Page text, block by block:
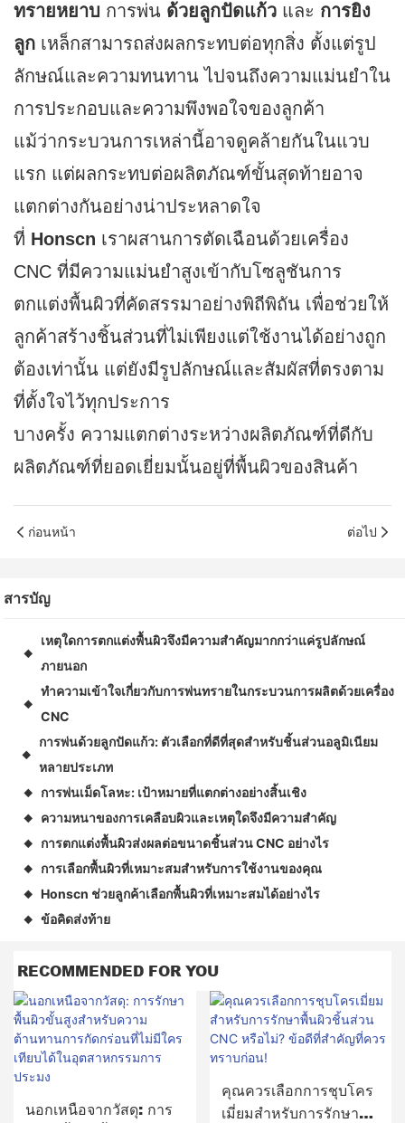
ทรายหยาบ การพ่น ด้วยลูกปัดแก้ว และ การยิง
ลูก เหล็กสามารถส่งผลกระทบต่อทุกสิ่ง ตั้งแต่รูป
ลักษณ์และความทนทาน ไปจนถึงความแม่นยำใน
การประกอบและความพึงพอใจของลูกค้า
แม้ว่ากระบวนการเหล่านี้อาจดูคล้ายกันในแวบ
แรก แต่ผลกระทบต่อผลิตภัณฑ์ขั้นสุดท้ายอาจ
แตกต่างกันอย่างน่าประหลาดใจ
ที่ Honscn เราผสานการตัดเฉือนด้วยเครื่อง
CNC ที่มีความแม่นยำสูงเข้ากับโซลูชันการ
ตกแต่งพื้นผิวที่คัดสรรมาอย่างพิถีพิถัน เพื่อช่วยให้
ลูกค้าสร้างชิ้นส่วนที่ไม่เพียงแต่ใช้งานได้อย่างถูก
ต้องเท่านั้น แต่ยังมีรูปลักษณ์และสัมผัสที่ตรงตาม
ที่ตั้งใจไว้ทุกประการ
บางครั้ง ความแตกต่างระหว่างผลิตภัณฑ์ที่ดีกับ
ผลิตภัณฑ์ที่ยอดเยี่ยมนั้นอยู่ที่พื้นผิวของสินค้า
ก่อนหน้า ต่อไป
สารบัญ
◆
เหตุใดการตกแต่งพื้นผิวจึงมีความสำคัญมากกว่าแค่รูปลักษณ์
ภายนอก
◆
ทำความเข้าใจเกี่ยวกับการพ่นทรายในกระบวนการผลิตด้วยเครื่อง
CNC
◆
การพ่นด้วยลูกปัดแก้ว: ตัวเลือกที่ดีที่สุดสำหรับชิ้นส่วนอลูมิเนียม
หลายประเภท
◆ การพ่นเม็ดโลหะ: เป้าหมายที่แตกต่างอย่างสิ้นเชิง
◆ ความหนาของการเคลือบผิวและเหตุใดจึงมีความสำคัญ
◆ การตกแต่งพื้นผิวส่งผลต่อขนาดชิ้นส่วน CNC อย่างไร
◆ การเลือกพื้นผิวที่เหมาะสมสำหรับการใช้งานของคุณ
◆ Honscn ช่วยลูกค้าเลือกพื้นผิวที่เหมาะสมได้อย่างไร
◆ ข้อคิดส่งท้าย
RECOMMENDED FOR YOU
นอกเหนือจากวัสดุ: การ
คุณควรเลือกการชุบโคร
เมี่ยมสำหรับการรักษาพื้น